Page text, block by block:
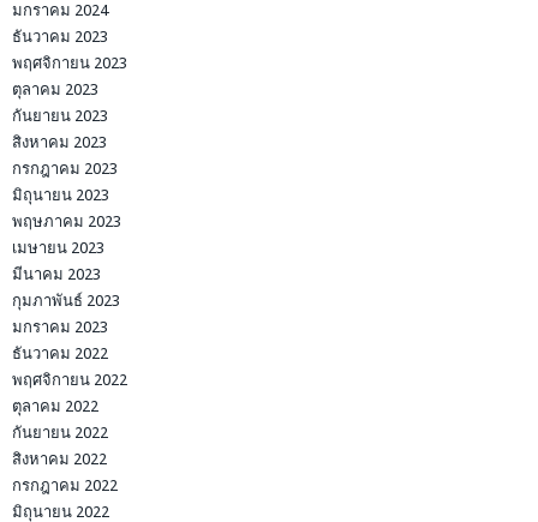
มกราคม 2024
ธันวาคม 2023
พฤศจิกายน 2023
ตุลาคม 2023
กันยายน 2023
สิงหาคม 2023
กรกฎาคม 2023
มิถุนายน 2023
พฤษภาคม 2023
เมษายน 2023
มีนาคม 2023
กุมภาพันธ์ 2023
มกราคม 2023
ธันวาคม 2022
พฤศจิกายน 2022
ตุลาคม 2022
กันยายน 2022
สิงหาคม 2022
กรกฎาคม 2022
มิถุนายน 2022